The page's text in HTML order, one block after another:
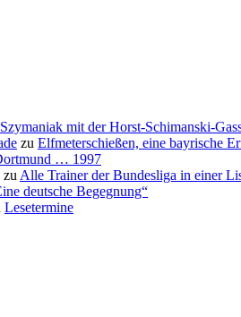
mit der Horst-Schimanski-
zu Elfmeterschießen, eine bayrische
… 1997
zuAlle Trainer der Bundesliga in einer
deutsche Begegnung“
Lesetermine